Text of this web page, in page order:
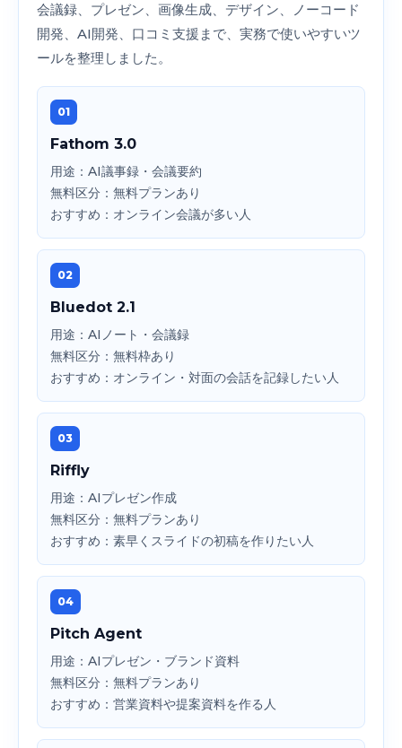
会議録、プレゼン、画像生成、デザイン、ノーコード
開発、AI開発、口コミ支援まで、実務で使いやすいツ
ールを整理しました。
01
Fathom 3.0
用途：AI議事録・会議要約
無料区分：無料プランあり
おすすめ：オンライン会議が多い人
02
Bluedot 2.1
用途：AIノート・会議録
無料区分：無料枠あり
おすすめ：オンライン・対面の会話を記録したい人
03
Riffly
用途：AIプレゼン作成
無料区分：無料プランあり
おすすめ：素早くスライドの初稿を作りたい人
04
Pitch Agent
用途：AIプレゼン・ブランド資料
無料区分：無料プランあり
おすすめ：営業資料や提案資料を作る人